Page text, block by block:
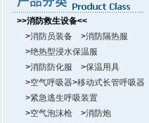
>>消防救生设备<<
>消防员装备 >消防隔热服
>绝热型浸水保温服
>消防防化服 >保温用具
>空气呼吸器>移动式长管呼吸器
>紧急逃生呼吸装置
>空气泡沫枪 >消防炮